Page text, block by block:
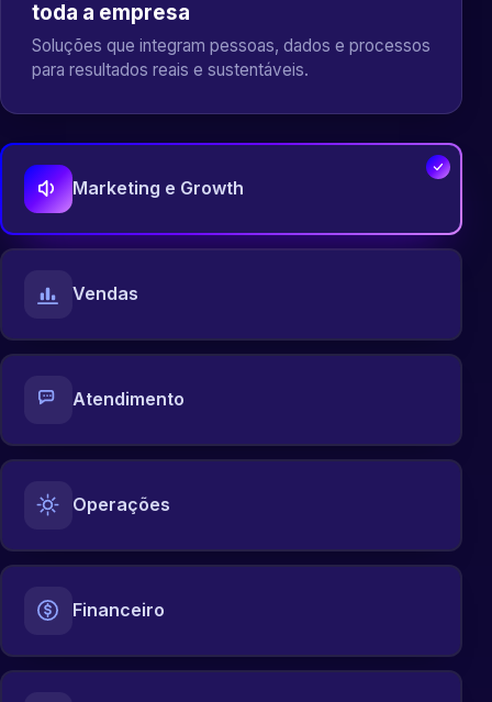
toda a empresa
Soluções que integram pessoas, dados e processos
para resultados reais e sustentáveis.
Marketing e Growth
Vendas
Atendimento
Operações
Financeiro